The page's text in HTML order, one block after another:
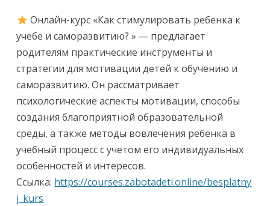
Онлайн-курс «Как стимулировать ребенка к
учебе и саморазвитию? » — предлагает
родителям практические инструменты и
стратегии для мотивации детей к обучению и
саморазвитию. Он рассматривает
психологические аспекты мотивации, способы
создания благоприятной образовательной
среды, а также методы вовлечения ребенка в
учебный процесс с учетом его индивидуальных
особенностей и интересов.
Ссылка: https://courses.zabotadeti.online/besplatny
j_kurs